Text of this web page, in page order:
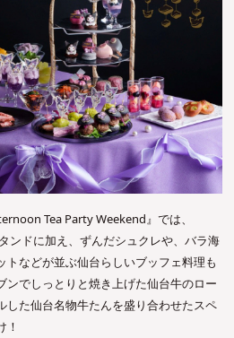
Tea Party Weekend』では、
ンドに加え、ずんだシュクレや、バラ海
などが並ぶ仙台らしいブッフェ料理も
ンでしっとりと焼き上げた仙台牛のロー
した仙台名物牛たんを盛り合わせたスペ
！